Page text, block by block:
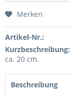
Merken
Artikel-Nr.:
Kurzbeschreibung:
ca. 20 cm.
Beschreibung